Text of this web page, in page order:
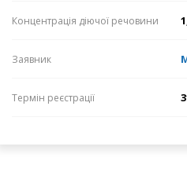
Концентрація діючої речовини
Заявник
Термін реєстрації